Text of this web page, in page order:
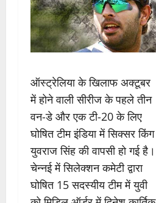
ऑस्ट्रेलिया के खिलाफ अक्टूबर
में होने वाली सीरीज के पहले तीन
वन-डे और एक टी-20 के लिए
घोषित टीम इंडिया में सिक्सर किंग
युवराज सिंह की वापसी हो गई है।
चेन्नई में सिलेक्शन कमेटी द्वारा
घोषित 15 सदस्यीय टीम में युवी